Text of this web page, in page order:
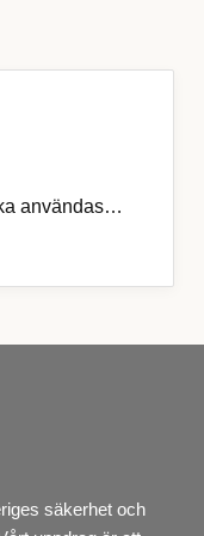
användas…
säkerhet och